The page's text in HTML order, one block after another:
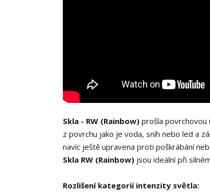
Skla - RW (Rainbow) prošla
z povrchu jako je voda, sníh nebo led a
navíc ještě upravena proti poškrábání
Skla RW (Rainbow) jsou ideální při
Rozlišení kategorií intenzity světla: